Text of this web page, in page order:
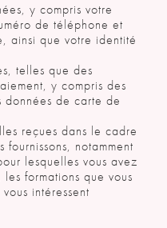
y compris votre
de téléphone et
ainsi que votre identité
telles que des
y compris des
données de carte de
reçues dans le cadre
fournissons, notamment
lesquelles vous avez
formations que vous
intéressent